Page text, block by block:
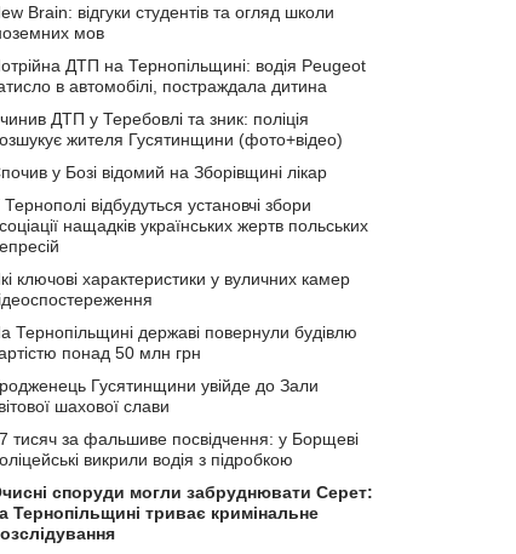
Brain: відгуки студентів та огляд школи
мов
ДТП на Тернопільщині: водія Peugeot
в автомобілі, постраждала дитина
ДТП у Теребовлі та зник: поліція
жителя Гусятинщини (фото+відео)
у Бозі відомий на Зборівщині лікар
відбудуться установчі збори
нащадків українських жертв польських
ключові характеристики у вуличних камер
Тернопільщині державі повернули будівлю
понад 50 млн грн
Гусятинщини увійде до Зали
шахової слави
тисяч за фальшиве посвідчення: у Борщеві
викрили водія з підробкою
споруди могли забруднювати Серет:
Тернопільщині триває кримінальне